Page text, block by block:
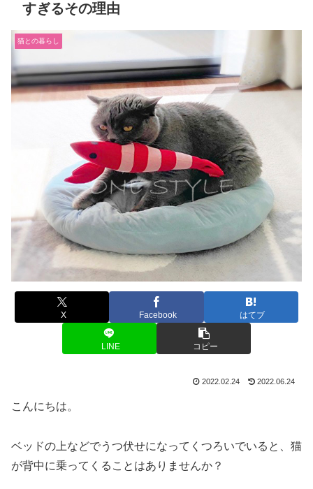
すぎるその理由
猫との暮らし
X Facebook はてブ
LINE コピー
2022.02.24 2022.06.24
こんにちは。
ベッドの上などでうつ伏せになってくつろいでいると、猫
が背中に乗ってくることはありませんか？